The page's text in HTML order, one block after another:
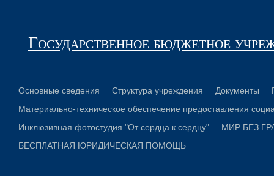
Государственное бюджетное
Основные сведения Структура учреждения Документы
Материально-техническое обеспечение предоставления
Инклюзивная фотостудия "От сердца к сердцу"
МИР БЕЗ
БЕСПЛАТНАЯ ЮРИДИЧЕСКАЯ ПОМОЩЬ